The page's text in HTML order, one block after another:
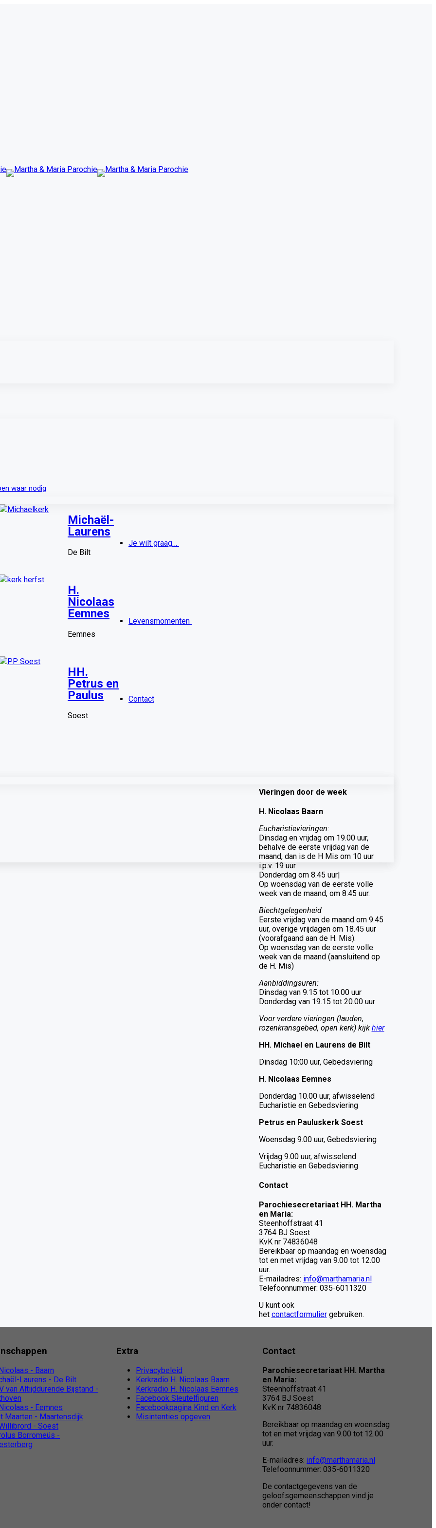
waar nodig
Michaël-
Laurens
De Bilt
H.
Nicolaas
Eemnes
Eemnes
HH.
Petrus en
Paulus
Soest
Je wilt graag…
Levensmomenten
Contact
Vieringen door de week
H. Nicolaas Baarn
Eucharistievieringen:
Dinsdag en vrijdag om 19.00 uur,
behalve de eerste vrijdag van de
maand, dan is de H Mis om 10 uur
i.p.v. 19 uur
Donderdag om 8.45 uur|
Op woensdag van de eerste volle
week van de maand, om 8:45 uur.
Biechtgelegenheid
Eerste vrijdag van de maand om 9.45
uur, overige vrijdagen om 18.45 uur
(voorafgaand aan de H. Mis).
Op woensdag van de eerste volle
week van de maand (aansluitend op
de H. Mis)
Aanbiddingsuren:
Dinsdag van 9.15 tot 10.00 uur
Donderdag van 19.15 tot 20.00 uur
Voor verdere vieringen (lauden,
rozenkransgebed, open kerk) kijk hier
HH. Michael en Laurens de Bilt
Dinsdag 10:00 uur, Gebedsviering
H. Nicolaas Eemnes
Donderdag 10.00 uur, afwisselend
Eucharistie en Gebedsviering
Petrus en Pauluskerk Soest
Woensdag 9.00 uur, Gebedsviering
Vrijdag 9.00 uur, afwisselend
Eucharistie en Gebedsviering
Contact
Parochiesecretariaat HH. Martha
en Maria:
Steenhoffstraat 41
3764 BJ Soest
KvK nr 74836048
Bereikbaar op maandag en woensdag
tot en met vrijdag van 9.00 tot 12.00
uur.
E-mailadres: info@marthamaria.nl
Telefoonnummer: 035-6011320
U kunt ook
het contactformuliergebruiken.
- Baarn
Laurens - De Bilt
van Altijddurende Bijstand -
- Eemnes
Maarten - Maartensdijk
- Soest
Borromeüs -
Extra
Privacybeleid
Kerkradio H. Nicolaas Baarn
Kerkradio H. Nicolaas Eemnes
Facebook Sleutelfiguren
Facebookpagina Kind en Kerk
Misintenties opgeven
Contact
Parochiesecretariaat HH. Martha
en Maria:
Steenhoffstraat 41
3764 BJ Soest
KvK nr 74836048
Bereikbaar op maandag en woensdag
tot en met vrijdag van 9.00 tot 12.00
uur.
E-mailadres: info@marthamaria.nl
Telefoonnummer: 035-6011320
De contactgegevens van de
geloofsgemeenschappen vind je
onder contact!